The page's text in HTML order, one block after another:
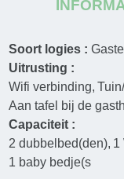
Soort logies :
Uitrusting :
Wifi verbinding
Aan tafel bij de
Capaciteit :
2 dubbelbed(den) 1
1 baby bedje(s